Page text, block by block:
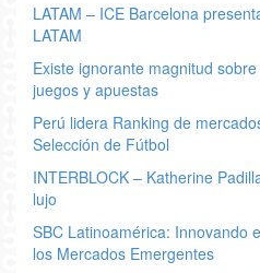
LATAM – ICE Barcelona
LATAM
Existe ignorante magnitud
juegos y apuestas
Perú lidera Ranking de
Selección de Fútbol
INTERBLOCK – Katherine
lujo
SBC Latinoamérica: Innovando
los Mercados Emergentes